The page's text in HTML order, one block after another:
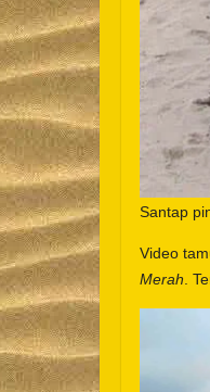
Santap
Video
Merah.